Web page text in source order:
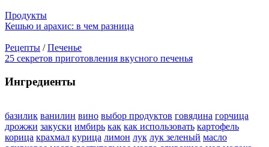
Продукты
Кешью и арахис: в чем разница
Рецепты /Печенье
25 секретов приготовления вкусного печенья
Ингредиенты
базилик ванилин вино выбор продуктов говядина горчица
дрожжи закуски имбирь как как использовать картофель
корица крахмал курица лимон лук лук зеленый масло